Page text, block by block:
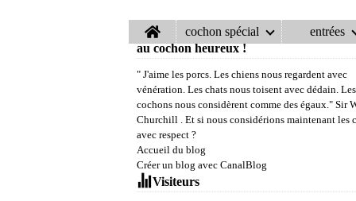
Home cochon spécial entrées
au cochon heureux !
" J'aime les porcs. Les chiens nous regardent avec
vénération. Les chats nous toisent avec dédain. Les
cochons nous considèrent comme des égaux." Sir
Churchill . Et si nous considérions maintenant les
avec respect ?
Accueil du blog
Créer un blog avec CanalBlog
Visiteurs